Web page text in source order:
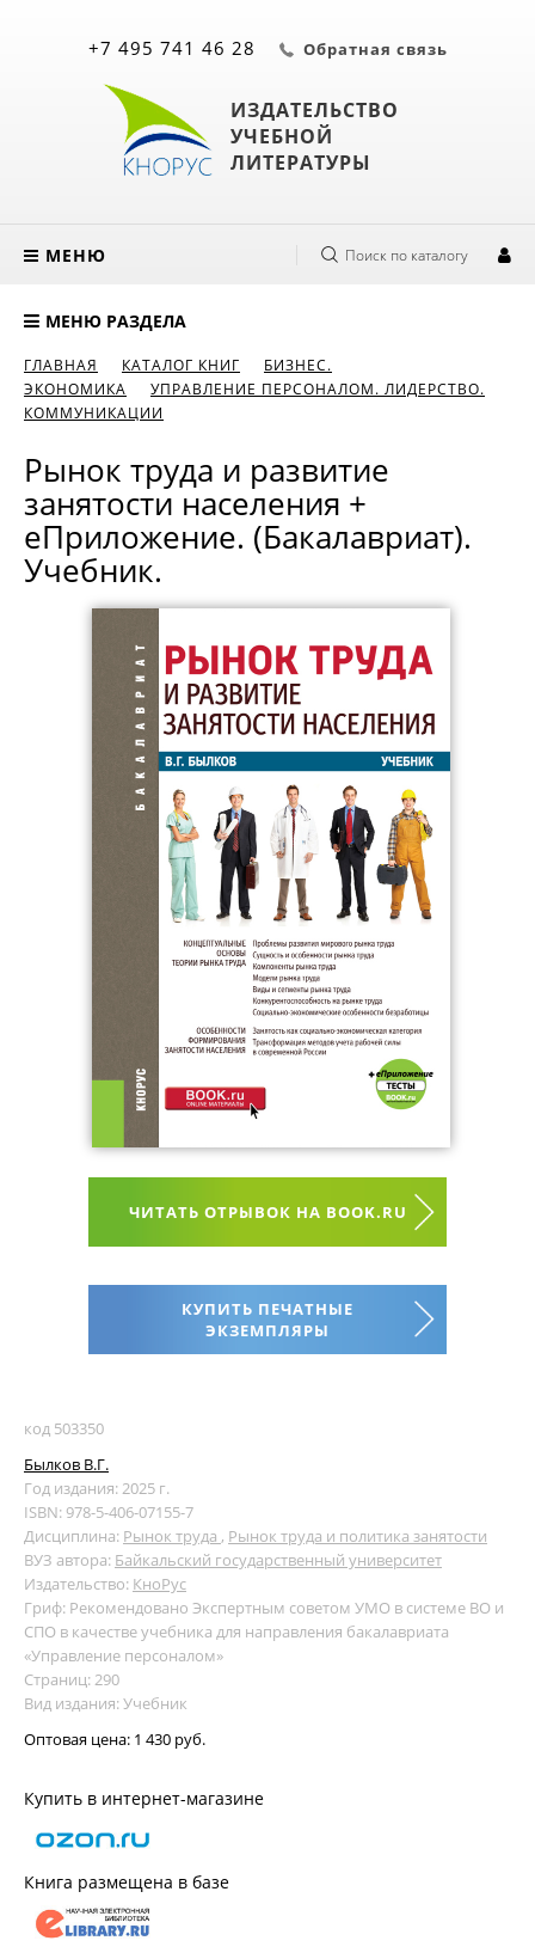
ИЗДАТЕЛЬСТВО
УЧЕБНОЙ
ЛИТЕРАТУРЫ
+7 495 741 46 28 Обратная связь
МЕНЮ Поиск по каталогу
МЕНЮ РАЗДЕЛА
ГЛАВНАЯ КАТАЛОГ КНИГ
БИЗНЕС.
ЭКОНОМИКА
УПРАВЛЕНИЕ ПЕРСОНАЛОМ. ЛИДЕРСТВО.
КОММУНИКАЦИИ
Рынок труда и развитие
занятости населения +
еПриложение. (Бакалавриат).
Учебник.
ЧИТАТЬ ОТРЫВОК НА BOOK.RU
КУПИТЬ ПЕЧАТНЫЕ
ЭКЗЕМПЛЯРЫ
код 503350
Былков В.Г.
Год издания: 2025 г.
ISBN: 978-5-406-07155-7
Дисциплина: Рынок труда , Рынок труда и политика занятости
ВУЗ автора: Байкальский государственный университет
Издательство: КноРус
Гриф: Рекомендовано Экспертным советом УМО в системе ВО и
СПО в качестве учебника для направления бакалавриата
«Управление персоналом»
Страниц: 290
Вид издания: Учебник
Оптовая цена: 1 430 руб.
Купить в интернет-магазине
Книга размещена в базе